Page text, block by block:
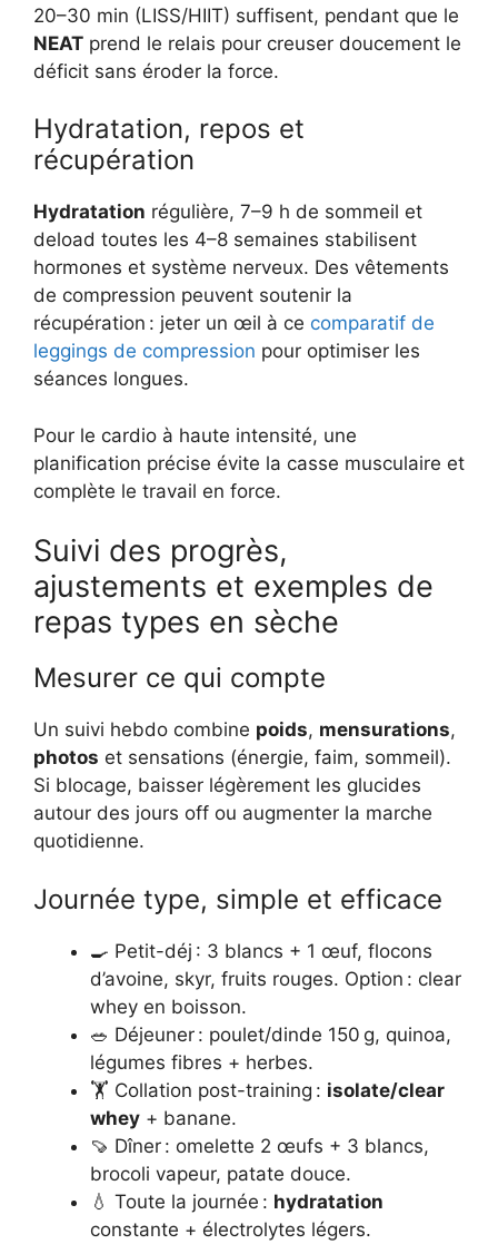
20–30 min (LISS/HIIT) suffisent, pendant que le
NEAT prend le relais pour creuser doucement le
déficit sans éroder la force.
Hydratation, repos et
récupération
Hydratation régulière, 7–9 h de sommeil et
deload toutes les 4–8 semaines stabilisent
hormones et système nerveux. Des vêtements
de compression peuvent soutenir la
récupération : jeter un œil à ce comparatif de
leggings de compression pour optimiser les
séances longues.
Pour le cardio à haute intensité, une
planification précise évite la casse musculaire et
complète le travail en force.
Suivi des progrès,
ajustements et exemples de
repas types en sèche
Mesurer ce qui compte
Un suivi hebdo combine poids, mensurations,
photos et sensations (énergie, faim, sommeil).
Si blocage, baisser légèrement les glucides
autour des jours off ou augmenter la marche
quotidienne.
Journée type, simple et efficace
🍳 Petit-déj : 3 blancs + 1 œuf, flocons
d’avoine, skyr, fruits rouges. Option : clear
whey en boisson.
🥗 Déjeuner : poulet/dinde 150 g, quinoa,
légumes fibres + herbes.
🏋️ Collation post-training : isolate/clear
whey + banane.
🍠 Dîner : omelette 2 œufs + 3 blancs,
brocoli vapeur, patate douce.
💧 Toute la journée : hydratation
constante + électrolytes légers.